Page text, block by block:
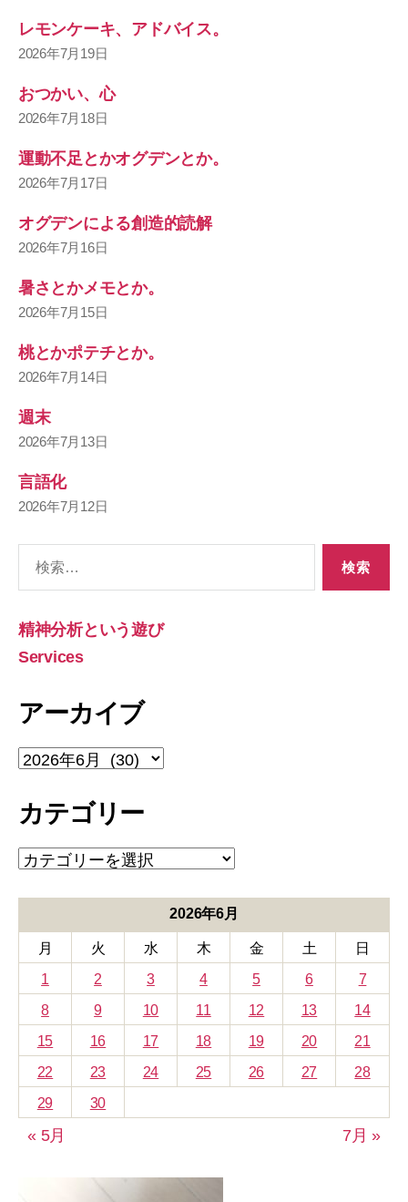
レモンケーキ、アドバイス。
2026年7月19日
おつかい、心
2026年7月18日
運動不足とかオグデンとか。
2026年7月17日
オグデンによる創造的読解
2026年7月16日
暑さとかメモとか。
2026年7月15日
桃とかポテチとか。
2026年7月14日
週末
2026年7月13日
言語化
2026年7月12日
象:
精神分析という遊び
Services
アーカイブ
ア
イ
カテゴリー
カ
ゴ
ー
2026年6月
月 火 水 木 金 土
日
1
2 3 4 5 6
7
8
9 10 11 12 13
14
15
16 17 18 19 20
21
22
23 24 25 26 27
28
29
30
« 5月 7月 »